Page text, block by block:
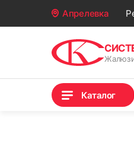
Апрелевка
Каталог